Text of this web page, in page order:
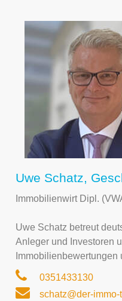
Uwe Schatz,
Immobilienwirt Dipl.
Uwe Schatz betreut
Anleger und Investoren
0351433130
schatz@der-immo-